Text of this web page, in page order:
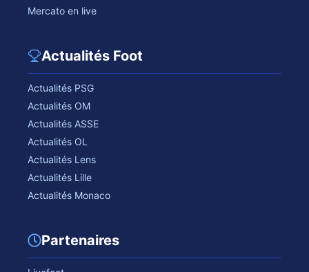
Mercato en live
Actualités Foot
Actualités PSG
Actualités OM
Actualités ASSE
Actualités OL
Actualités Lens
Actualités Lille
Actualités Monaco
Partenaires